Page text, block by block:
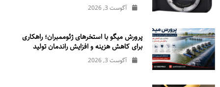
آگوست 3, 2026
پرورش میگو با استخرهای ژئوممبران؛ راهکاری
برای کاهش هزینه و افزایش راندمان تولید
آگوست 3, 2026